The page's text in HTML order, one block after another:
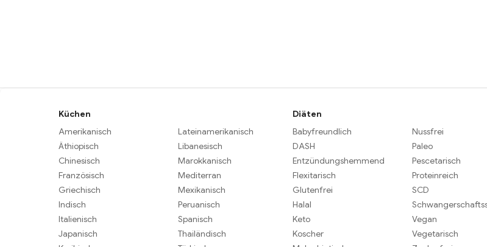
Küchen
Amerikanisch
Äthiopisch
Chinesisch
Französisch
Griechisch
Indisch
Italienisch
Japanisch
Lateinamerikanisch
Libanesisch
Marokkanisch
Mediterran
Mexikanisch
Peruanisch
Spanisch
Thailändisch
Diäten
Babyfreundlich
DASH
Entzündungshemmend
Flexitarisch
Glutenfrei
Halal
Keto
Koscher
Nussfrei
Paleo
Pescetarisch
Proteinreich
SCD
Vegan
Vegetarisch